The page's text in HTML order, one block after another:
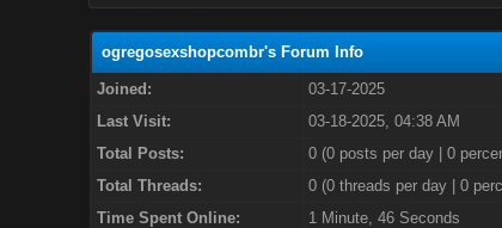
ogregosexshopcombr's Forum Info
Joined:
03-17-2025
Last Visit:
03-18-2025, 04:38 AM
Total Posts:
0 (0 posts per day | 0
Total Threads:
0 (0 threads per day | 0
Time Spent Online:
1 Minute, 46 Seconds